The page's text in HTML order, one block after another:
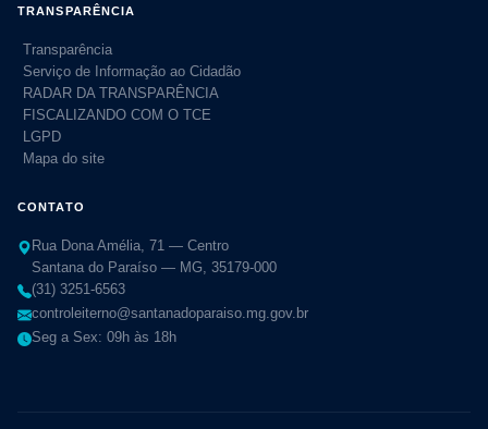
TRANSPARÊNCIA
Transparência
Serviço de Informação ao Cidadão
RADAR DA TRANSPARÊNCIA
FISCALIZANDO COM O TCE
LGPD
Mapa do site
CONTATO
Rua Dona Amélia, 71 — Centro
Santana do Paraíso — MG, 35179-000
(31) 3251-6563
controleiterno@santanadoparaiso.mg.gov.br
Seg a Sex: 09h às 18h